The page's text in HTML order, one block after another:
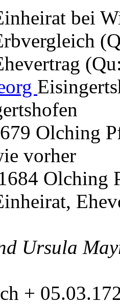
bei
Olching
vorher
Olching
Ursula
+